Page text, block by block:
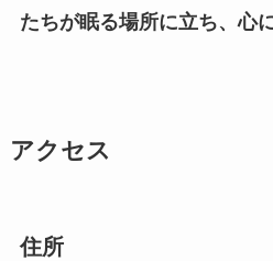
たちが眠る場所に立ち、心
アクセス
住所